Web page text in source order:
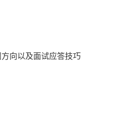
向以及面试应答技巧